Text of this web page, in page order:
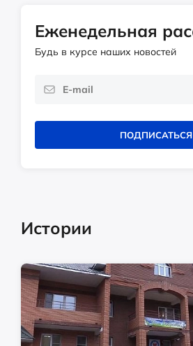
Еженедельная
Будь в курсе наших новостей
ПОДПИСАТЬСЯ
Истории